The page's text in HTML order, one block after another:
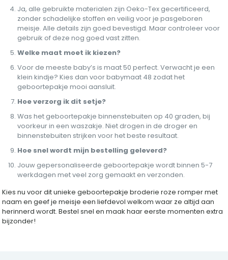
Ja, alle gebruikte materialen zijn Oeko-Tex gecertificeerd,
zonder schadelijke stoffen en veilig voor je pasgeboren
meisje. Alle details zijn goed bevestigd. Maar controleer voor
gebruik of deze nog goed vast zitten.
Welke maat moet ik kiezen?
Voor de meeste baby’s is maat 50 perfect. Verwacht je een
klein kindje? Kies dan voor babymaat 48 zodat het
geboortepakje mooi aansluit.
Hoe verzorg ik dit setje?
Was het geboortepakje binnenstebuiten op 40 graden, bij
voorkeur in een waszakje. Niet drogen in de droger en
binnenstebuiten strijken voor het beste resultaat.
Hoe snel wordt mijn bestelling geleverd?
Jouw gepersonaliseerde geboortepakje wordt binnen 5-7
werkdagen met veel zorg gemaakt en verzonden.
Kies nu voor dit unieke geboortepakje broderie roze romper met
naam en geef je meisje een liefdevol welkom waar ze altijd aan
herinnerd wordt. Bestel snel en maak haar eerste momenten extra
bijzonder!